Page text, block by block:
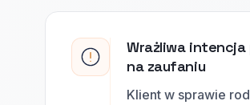
Wrażliwa
na zaufaniu
Klient w sprawie